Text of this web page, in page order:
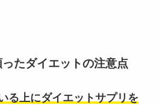
たダイエットの注意点
る上にダイエットサプリを